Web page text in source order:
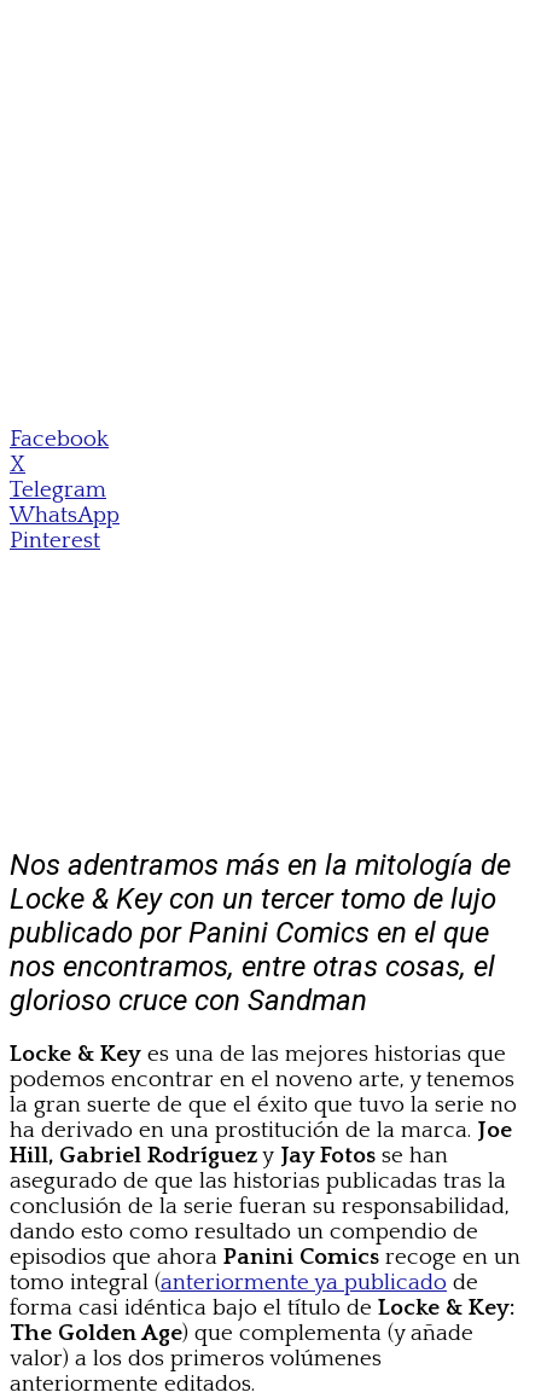
Facebook
X
Telegram
WhatsApp
Pinterest
Nos adentramos más en la mitología de
Locke & Key con un tercer tomo de lujo
publicado por Panini Comics en el que
nos encontramos, entre otras cosas, el
glorioso cruce con Sandman
Locke & Key es una de las mejores historias que
podemos encontrar en el noveno arte, y tenemos
la gran suerte de que el éxito que tuvo la serie no
ha derivado en una prostitución de la marca. Joe
Hill, Gabriel Rodríguezy Jay Fotos se han
asegurado de que las historias publicadas tras la
conclusión de la serie fueran su responsabilidad,
dando esto como resultado un compendio de
episodios que ahora Panini Comics recoge en un
tomo integral (anteriormente ya publicado de
forma casi idéntica bajo el título de Locke & Key:
The Golden Age) que complementa (y añade
valor) a los dos primeros volúmenes
anteriormente editados.